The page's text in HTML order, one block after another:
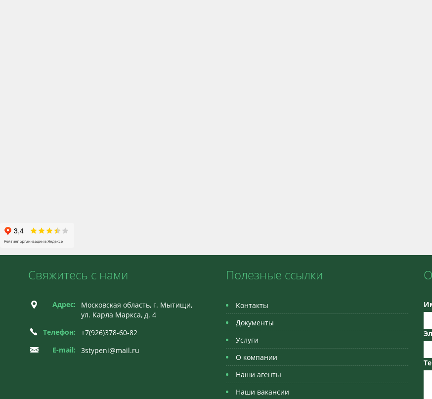
Свяжитесь с нами
Адрес:
Московская область, г. Мытищи,
ул. Карла Маркса, д. 4
Телефон:
+7(926)378-60-82
E-mail:
3stypeni@mail.ru
Полезные ссылки
Контакты
Документы
Услуги
О компании
Наши агенты
Наши вакансии